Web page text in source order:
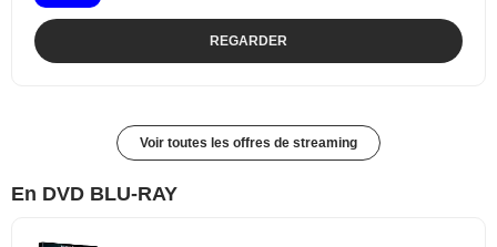
REGARDER
Voir toutes les offres de streaming
En DVD BLU-RAY